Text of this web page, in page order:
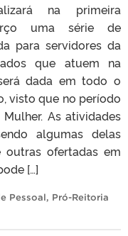
na primeira
uma série de
para servidores da
que atuem na
dada em todo o
visto que no período
As atividades
algumas delas
outras ofertadas em
[…]
Pessoal, Pró-Reitoria